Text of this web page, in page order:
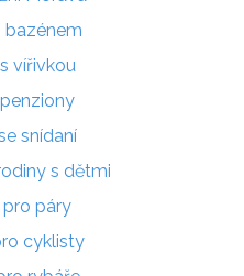
bazénem
vířivkou
snídaní
s dětmi
pro páry
cyklisty